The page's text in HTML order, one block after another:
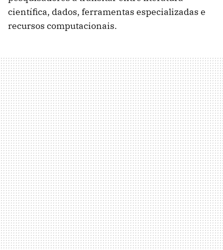
científica, dados, ferramentas especializadas e
recursos computacionais.